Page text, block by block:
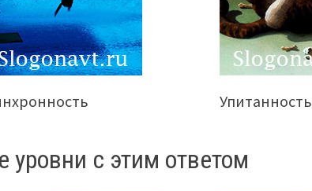
Упитанность
уровни с этим ответом